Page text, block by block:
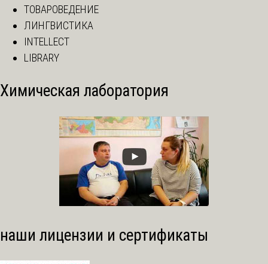
ТОВАРОВЕДЕНИЕ
ЛИНГВИСТИКА
INTELLECT
LIBRARY
Химическая лаборатория
наши лицензии и сертификаты